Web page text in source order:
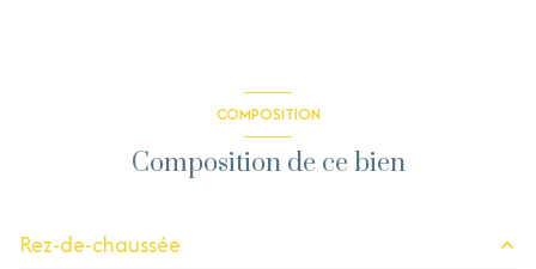
COMPOSITION
Composition de ce bien
Rez-de-chaussée